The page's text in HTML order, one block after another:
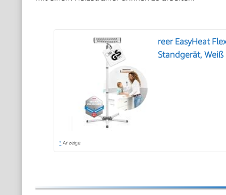
reer EasyHeat
Standgerät, Weiß
* Anzeige